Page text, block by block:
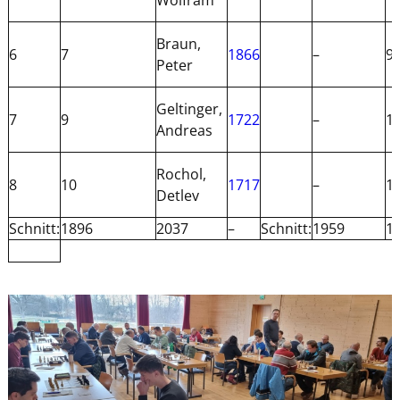
6 7
Braun,
Peter
1866 – 9
7 9
Geltinger,
Andreas
1722 –
8 10
Rochol,
Detlev
1717 –
Schnitt:1896 2037 – Schnitt:1959